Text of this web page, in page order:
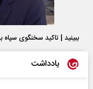
ببینید | تاکید سخنگوی سپاه
یادداشت